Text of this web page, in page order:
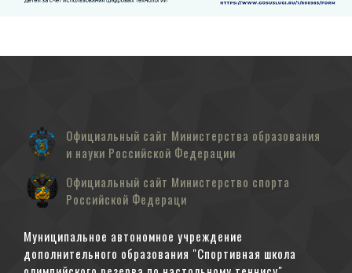
Официальный сайт Министерства образования
и науки Российской Федерации
Официальный сайт Министерство спорта
Российской Федераци
Муниципальное автономное учреждение
дополнительного образования "Спортивная школа